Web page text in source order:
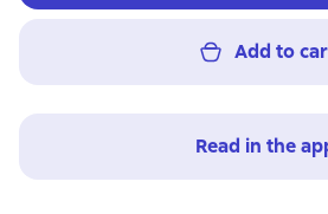
Add to
Read in the